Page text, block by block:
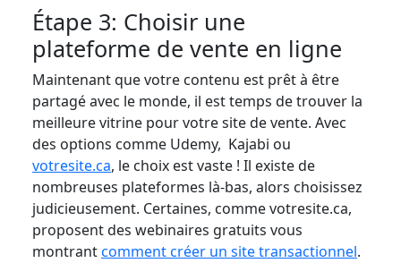
Étape 3: Choisir une
plateforme de vente en ligne
Maintenant que votre contenu est prêt à être
partagé avec le monde, il est temps de trouver la
meilleure vitrine pour votre site de vente. Avec
des options comme Udemy, Kajabi ou
votresite.ca, le choix est vaste ! Il existe de
nombreuses plateformes là-bas, alors choisissez
judicieusement. Certaines, comme votresite.ca,
proposent des webinaires gratuits vous
montrantcomment créer un site transactionnel.